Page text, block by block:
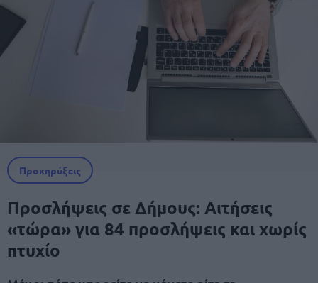
Προκηρύξεις
Προσλήψεις σε Δήμους: Αιτήσεις
«τώρα» για 84 προσλήψεις και χωρίς
πτυχίο